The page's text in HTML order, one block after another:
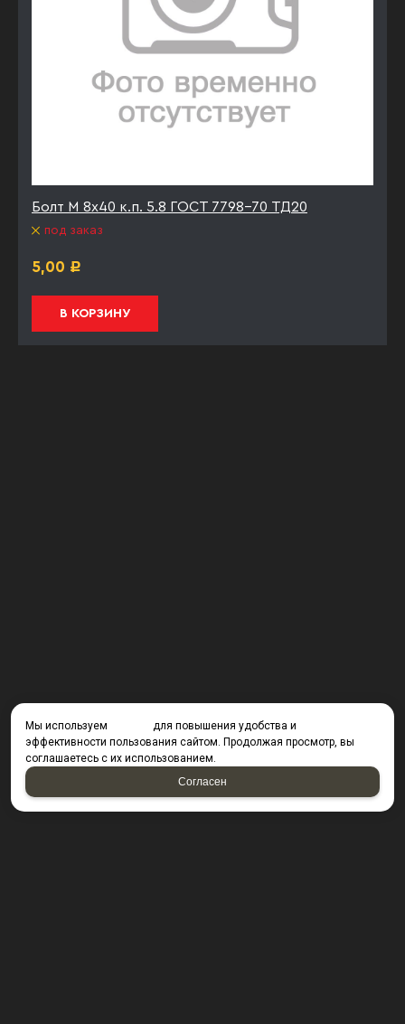
Болт М 8х40 к.п. 5.8 ГОСТ 7798-70 ТД20
под заказ
5,00 Р
В КОРЗИНУ
Мы используем
для повышения удобства и
эффективности пользования сайтом. Продолжая просмотр, вы
соглашаетесь с их использованием.
Согласен